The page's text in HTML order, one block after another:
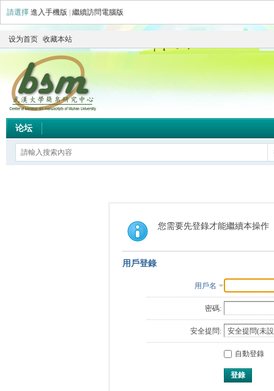
請選擇 進入手機版 繼續訪問電腦版
设为首页 收藏本站
论坛
您需要先登錄才能繼續本操作
用戶登錄
用戶名
密碼:
安全提問:
自動登錄
登錄